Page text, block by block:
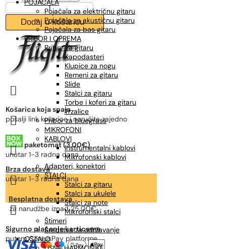
POJAČALA
Pojačala za električnu gitaru
Pojačala za akustičnu gitaru
Pojačala za bas gitaru
PRIBOR I OPREMA
Pribor za gitaru
Kapodasteri
Klupice za nogu
Remeni za gitaru
Slide
Stalci za gitaru
Torbe i koferi za gitaru
Trzalice
Pribor za bluegrass
MIKROFONI
KABLOVI
Instrumentalni kablovi
Mikrofonski kablovi
Adapteri, konektori
STALCI
Stalci za gitaru
Stalci za ukulele
Stalci za note
Mikrofonski stalci
Štimeri
Sredstva za održavanje
OSTALO
FLIGHT
KZ,
metalan
kazoo
količina
Dodaj u košaricu

Košarica koja spaja
pošalji link košarice i naručite zajedno

paketomat (3,00€)
unutar 1-3 radna dana

Brza dostava
unutar 1-3 radna dana

Besplatna dostava
za narudžbe iznad 25,00€

Sigurno plaćanje karticama
putem CorvusPay platforme